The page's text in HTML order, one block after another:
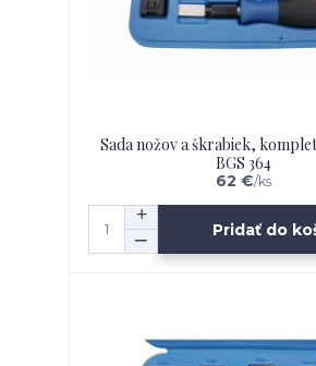
Sada nožov a škrabiek,
BGS 364
62 €/ks
Pridať do